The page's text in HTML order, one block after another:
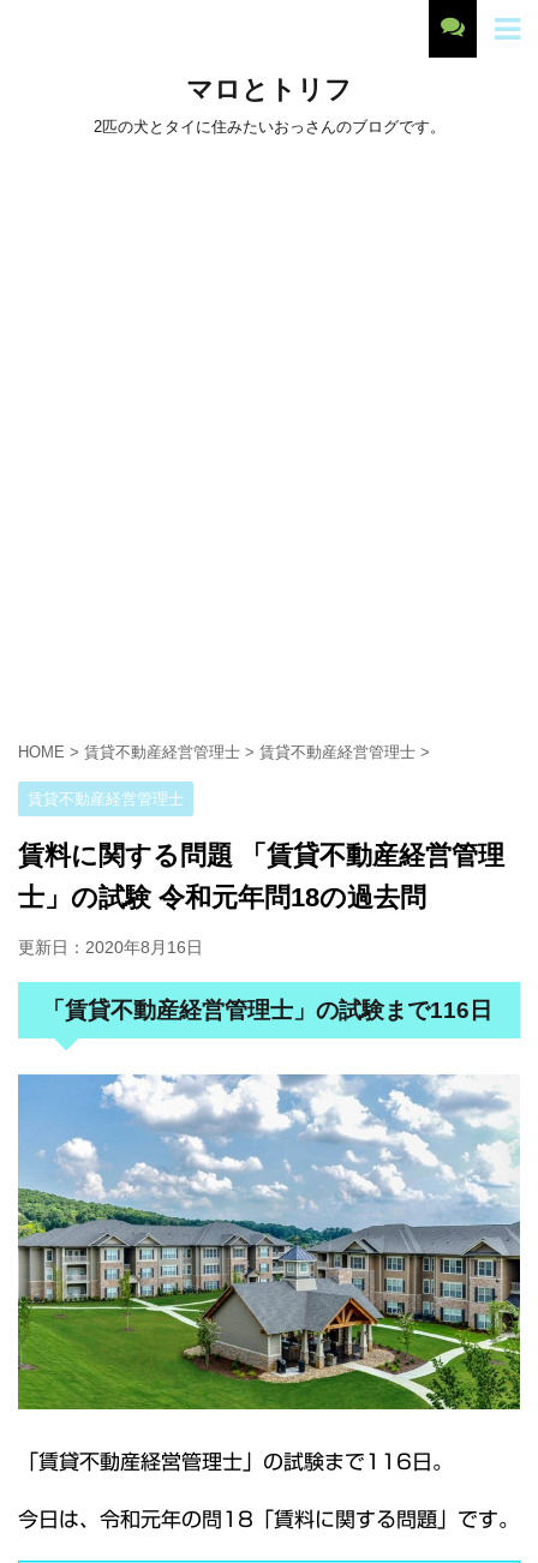
マロとトリフ
2匹の犬とタイに住みたいおっさんのブログです。
HOME > 賃貸不動産経営管理士 > 賃貸不動産経営管理士 >
賃貸不動産経営管理士
賃料に関する問題 「賃貸不動産経営管理
士」の試験 令和元年問18の過去問
更新日： 2020年8月16日
「賃貸不動産経営管理士」の試験まで116日
「賃貸不動産経営管理士」の試験まで116日。
今日は、令和元年の問18「賃料に関する問題」です。